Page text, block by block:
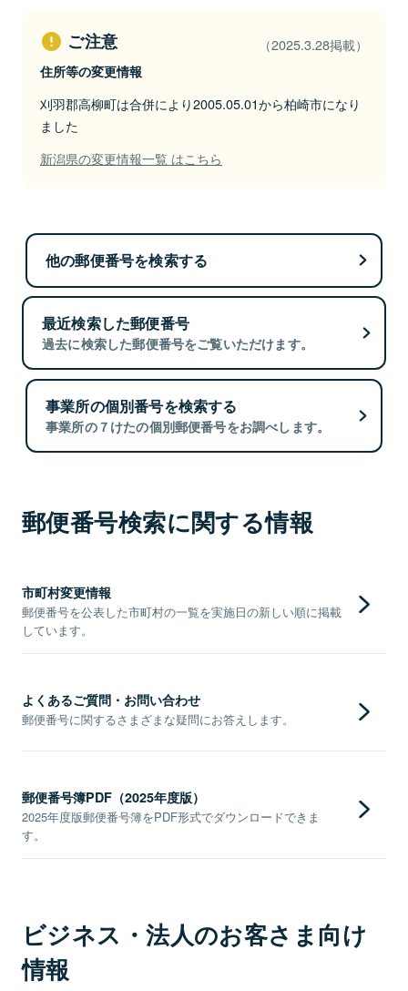
ご注意 （2025.3.28掲載）
住所等の変更情報
刈羽郡高柳町は合併により2005.05.01から柏崎市になり
ました
新潟県の変更情報一覧 はこちら
他の郵便番号を検索する
最近検索した郵便番号
過去に検索した郵便番号をご覧いただけます。
事業所の個別番号を検索する
事業所の７けたの個別郵便番号をお調べします。
郵便番号検索に関する情報
市町村変更情報
郵便番号を公表した市町村の一覧を実施日の新しい順に掲載
しています。
よくあるご質問・お問い合わせ
郵便番号に関するさまざまな疑問にお答えします。
郵便番号簿PDF（2025年度版）
2025年度版郵便番号簿をPDF形式でダウンロードできま
す。
ビジネス・法人のお客さま向け
情報